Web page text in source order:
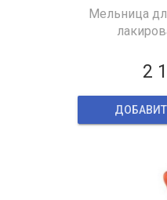
Мельница
2